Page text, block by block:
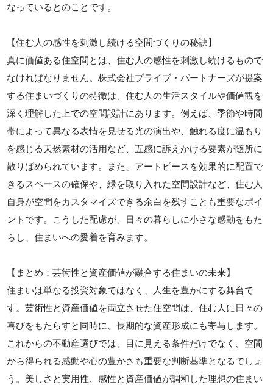
なっているとのことです。
【住む人の感性を刺激し続ける空間づくりの秘訣】
真に価値ある住空間とは、住む人の感性を刺激し続けるもので
なければなりません。株式会社プライブ・パートナーズが提案
する住まいづくりの特徴は、住む人の生活スタイルや価値観を
深く理解した上での空間設計にあります。例えば、季節や時間
帯によって異なる表情を見せる光の演出や、触れる度に温もり
を感じる天然素材の活用など、五感に訴えかける要素が随所に
散りばめられています。また、アートピースを効果的に配置で
きるスペースの確保や、緑を取り入れた空間設計など、住む人
自身が空間をカスタマイズできる余白を残すことも重要なポイ
ントです。こうした配慮が、日々の暮らしに小さな感動をもた
らし、住まいへの愛着を育みます。
【まとめ：芸術性と資産価値が融合する住まいの未来】
住まいは単なる投資対象ではなく、人生を豊かにする舞台で
す。芸術性と資産価値を両立させた住空間は、住む人に日々の
喜びをもたらすと同時に、長期的な資産形成にも寄与します。
これからの不動産選びでは、目に見える条件だけでなく、空間
から得られる感動や心の豊かさも重要な判断基準となるでしょ
う。美しさと実用性、感性と資産価値が調和した理想の住まい